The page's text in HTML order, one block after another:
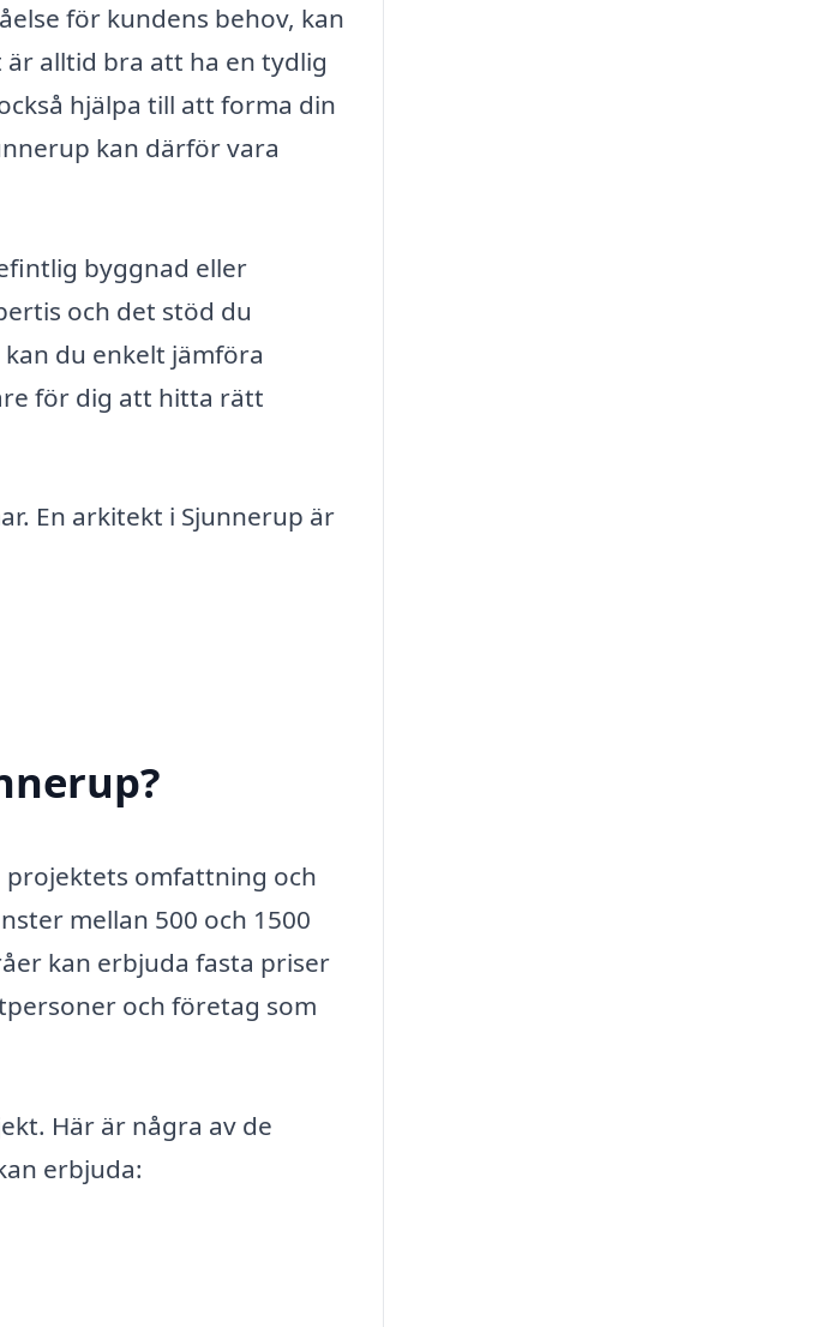
för kundens behov, kan
alltid bra att ha en tydlig
hjälpa till att forma din
kan därför vara
byggnad eller
och det stöd du
du enkelt jämföra
för dig att hitta rätt
En arkitekt i Sjunnerup är
projektets omfattning och
mellan 500 och 1500
kan erbjuda fasta priser
och företag som
Här är några av de
erbjuda: